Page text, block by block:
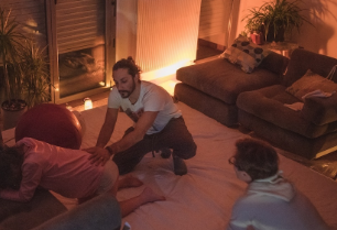
Mondiali calcio 2026